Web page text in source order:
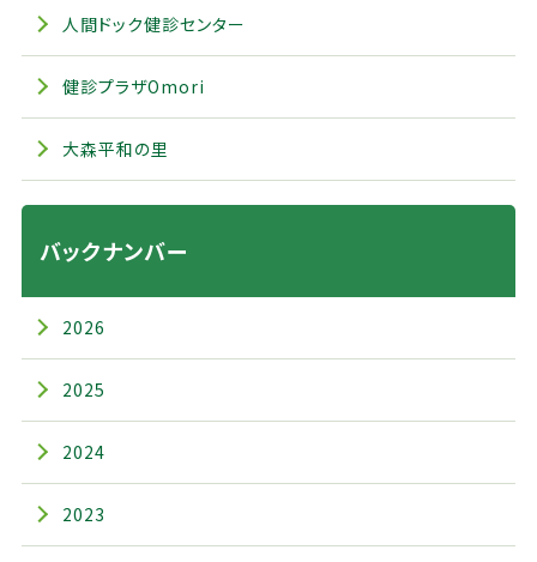
人間ドック健診センター
健診プラザOmori
大森平和の里
バックナンバー
2026
2025
2024
2023